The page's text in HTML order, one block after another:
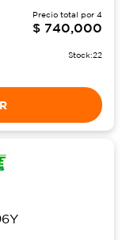
Precio total por 4
$ 740,000
Stock:22